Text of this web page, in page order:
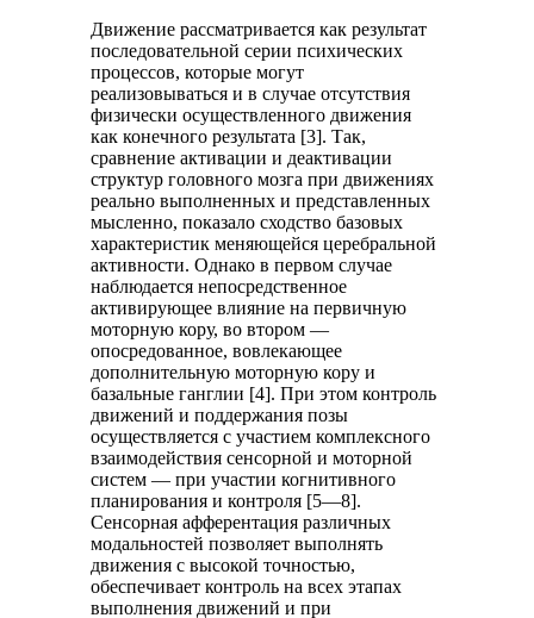
Движение рассматривается как результат
последовательной серии психических
процессов, которые могут
реализовываться и в случае отсутствия
физически осуществленного движения
как конечного результата [3]. Так,
сравнение активации и деактивации
структур головного мозга при движениях
реально выполненных и представленных
мысленно, показало сходство базовых
характеристик меняющейся церебральной
активности. Однако в первом случае
наблюдается непосредственное
активирующее влияние на первичную
моторную кору, во втором —
опосредованное, вовлекающее
дополнительную моторную кору и
базальные ганглии [4]. При этом контроль
движений и поддержания позы
осуществляется с участием комплексного
взаимодействия сенсорной и моторной
систем — при участии когнитивного
планирования и контроля [5—8].
Сенсорная афферентация различных
модальностей позволяет выполнять
движения с высокой точностью,
обеспечивает контроль на всех этапах
выполнения движений и при